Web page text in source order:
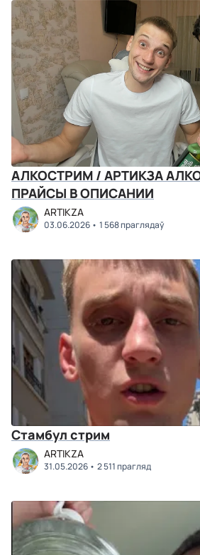
АЛКОСТРИМ / АРТИКЗА
ПРАЙСЫ В ОПИСАНИИ
ARTIKZA
03.06.2026 1 568 праглядаў
Стамбул стрим
ARTIKZA
31.05.2026 2 511 прагляд